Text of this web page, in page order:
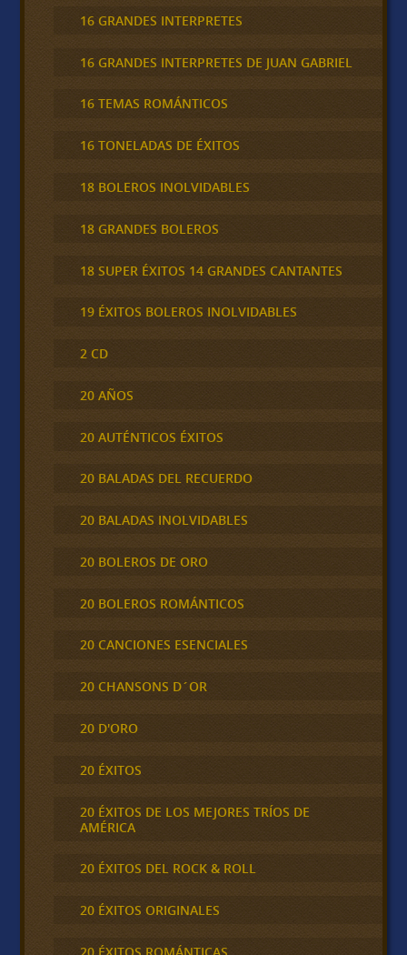
16 GRANDES INTERPRETES
16 GRANDES INTERPRETES DE JUAN GABRIEL
16 TEMAS ROMÁNTICOS
16 TONELADAS DE ÉXITOS
18 BOLEROS INOLVIDABLES
18 GRANDES BOLEROS
18 SUPER ÉXITOS 14 GRANDES CANTANTES
19 ÉXITOS BOLEROS INOLVIDABLES
2 CD
20 AÑOS
20 AUTÉNTICOS ÉXITOS
20 BALADAS DEL RECUERDO
20 BALADAS INOLVIDABLES
20 BOLEROS DE ORO
20 BOLEROS ROMÁNTICOS
20 CANCIONES ESENCIALES
20 CHANSONS D´OR
20 D'ORO
20 ÉXITOS
20 ÉXITOS DE LOS MEJORES TRÍOS DE
AMÉRICA
20 ÉXITOS DEL ROCK & ROLL
20 ÉXITOS ORIGINALES